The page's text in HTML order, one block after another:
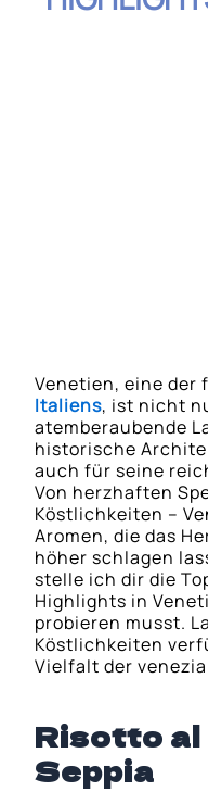
Venetien, eine der
Italiens, ist nicht
atemberaubende
historische
auch für seine
Von herzhaften
Köstlichkeiten –
Aromen, die das
höher schlagen
stelle ich dir die
Highlights in
probieren musst.
Köstlichkeiten
Vielfalt der
Risotto al
Seppia